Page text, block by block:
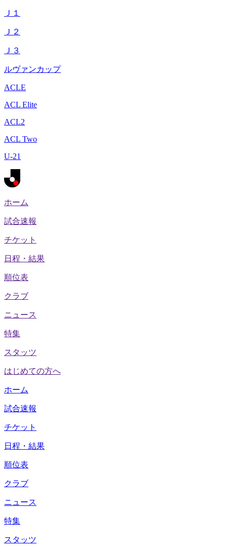
Ｊ１
Ｊ２
Ｊ３
ルヴァンカップ
ACLE
ACL Elite
ACL2
ACL Two
U-21
ホーム
試合速報
チケット
日程・結果
順位表
クラブ
ニュース
特集
スタッツ
はじめての方へ
ホーム
試合速報
チケット
日程・結果
順位表
クラブ
ニュース
特集
スタッツ